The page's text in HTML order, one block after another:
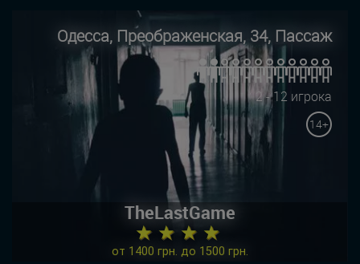
Одесса, Преображенская, 34, Пассаж
2 - 12 игрока
14+
TheLastGame
★ ★ ★ ★
от 1400 грн. до 1500 грн.